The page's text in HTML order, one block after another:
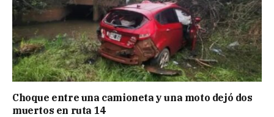
Choque entre una camioneta y una moto dejó dos
muertos en ruta 14